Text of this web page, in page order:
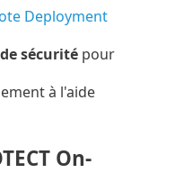
Deployment
sécuritépour
à l'aide
On-